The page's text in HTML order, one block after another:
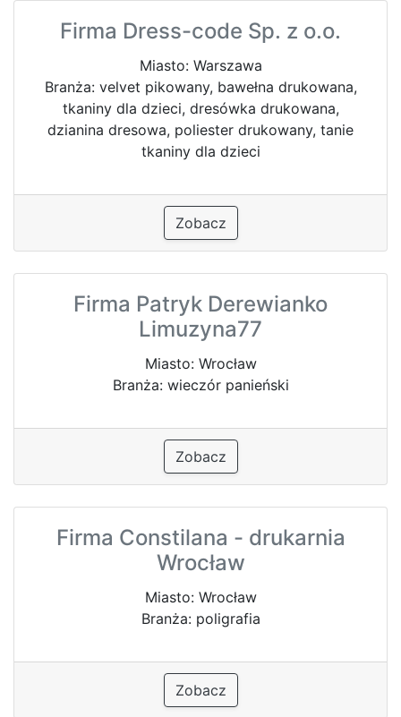
Firma Dress-code Sp. z o.o.
Miasto: Warszawa
Branża: velvet pikowany, bawełna drukowana,
tkaniny dla dzieci, dresówka drukowana,
dzianina dresowa, poliester drukowany, tanie
tkaniny dla dzieci
Zobacz
Firma Patryk Derewianko
Limuzyna77
Miasto: Wrocław
Branża: wieczór panieński
Zobacz
Firma Constilana - drukarnia
Wrocław
Miasto: Wrocław
Branża: poligrafia
Zobacz